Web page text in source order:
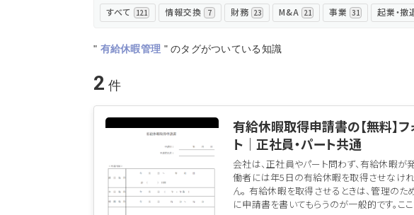
すべて 121 情報交換 7 財務 23 M&A 21 事業 31 起業・撤
" 有給休暇管理 "のタグがついている知識
2
有給休暇取得申請書の【無料】フ
ト│正社員・パート共通
会社は、正社員やパート問わず、有給休暇が
働者には年5日の有給休暇を取得させなけ
ん。 有給休暇を取得させるときは、管理のた
に申請書を書いてもらうのが一般的です。こ